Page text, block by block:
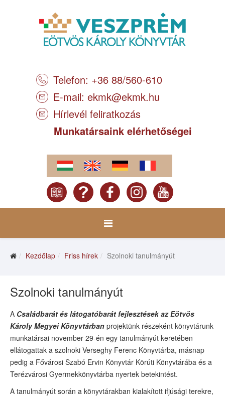
Telefon: +36 88/560-610
E-mail: ekmk@ekmk.hu
Hírlevél feliratkozás
Munkatársaink elérhetőségei
Kezdőlap Friss hírek Szolnoki tanulmányút
Szolnoki tanulmányút
A Családbarát és látogatóbarát fejlesztések az Eötvös
Károly Megyei Könyvtárban projektünk részeként könyvtárunk
munkatársai november 29-én egy tanulmányút keretében
ellátogattak a szolnoki Verseghy Ferenc Könyvtárba, másnap
pedig a Fővárosi Szabó Ervin Könyvtár Körúti Könyvtárába és a
Terézvárosi Gyermekkönyvtárba nyertek betekintést.
A tanulmányút során a könyvtárakban kialakított ifjúsági terekre,